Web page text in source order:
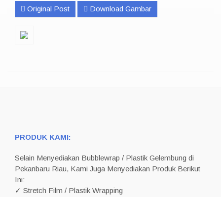
Original Post Download Gambar
PRODUK KAMI:
Selain Menyediakan Bubblewrap / Plastik Gelembung di
Pekanbaru Riau, Kami Juga Menyediakan Produk Berikut
Ini:
✓ Stretch Film / Plastik Wrapping